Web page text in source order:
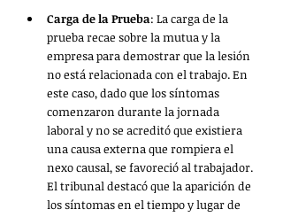
Carga de la Prueba: La carga de la
prueba recae sobre la mutua y la
empresa para demostrar que la lesión
no está relacionada con el trabajo. En
este caso, dado que los síntomas
comenzaron durante la jornada
laboral y no se acreditó que existiera
una causa externa que rompiera el
nexo causal, se favoreció al trabajador.
El tribunal destacó que la aparición de
los síntomas en el tiempo y lugar de